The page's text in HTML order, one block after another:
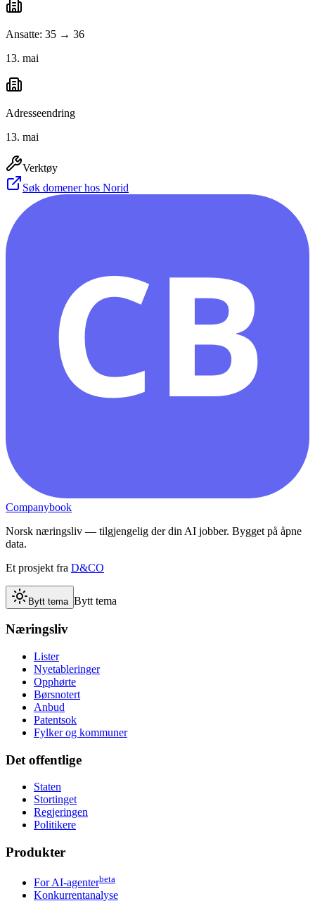
Ansatte: 35 → 36
13. mai
Adresseendring
13. mai
Verktøy
Søk domener hos Norid
CB
Companybook
Norsk næringsliv — tilgjengelig der din AI jobber. Bygget på åpne
data.
Et prosjekt fra D&CO
Bytt tema Bytt tema
Næringsliv
Lister
Nyetableringer
Opphørte
Børsnotert
Anbud
Patentsok
Fylker og kommuner
Det offentlige
Staten
Stortinget
Regjeringen
Politikere
Produkter
For AI-agenterbeta
Konkurrentanalyse